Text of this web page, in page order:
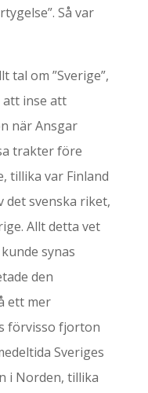
Så var
tal om ”Sverige”,
inse att
när Ansgar
trakter före
tillika var Finland
det svenska riket,
Allt detta vet
synas
den
ett mer
förvisso fjorton
Sveriges
i Norden, tillika